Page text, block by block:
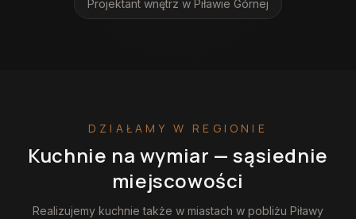
Projektant wnętrz w Piławie Górnej
DZIAŁAMY W REGIONIE
Kuchnie na wymiar — sąsiednie
miejscowości
Realizujemy kuchnie także w miastach w pobliżu Piławy